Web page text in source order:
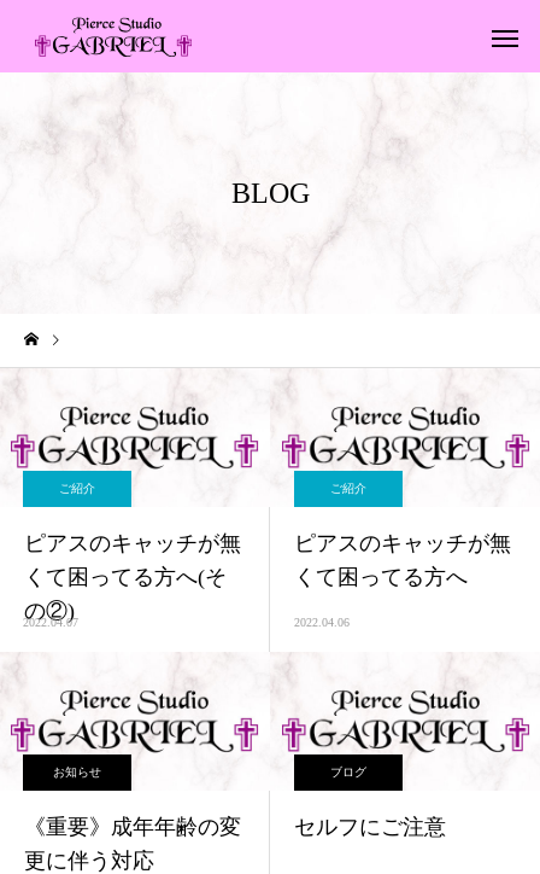
BLOG
ご紹介
ピアスのキャッチが無
くて困ってる方へ(そ
の②)
2022.04.07
ご紹介
ピアスのキャッチが無
くて困ってる方へ
2022.04.06
お知らせ
《重要》成年年齢の変
更に伴う対応
ブログ
セルフにご注意